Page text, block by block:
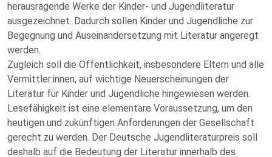
herausragende Werke der Kinder- und Jugendliteratur
ausgezeichnet. Dadurch sollen Kinder und Jugendliche zur
Begegnung und Auseinandersetzung mit Literatur angeregt
werden.
Zugleich soll die Öffentlichkeit, insbesondere Eltern und alle
Vermittler:innen, auf wichtige Neuerscheinungen der
Literatur für Kinder und Jugendliche hingewiesen werden.
Lesefähigkeit ist eine elementare Voraussetzung, um den
heutigen und zukünftigen Anforderungen der Gesellschaft
gerecht zu werden. Der Deutsche Jugendliteraturpreis soll
deshalb auf die Bedeutung der Literatur innerhalb des